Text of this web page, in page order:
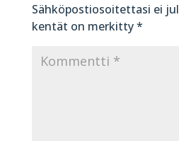
Sähköpostiosoitettasi ei
kentät on merkitty*